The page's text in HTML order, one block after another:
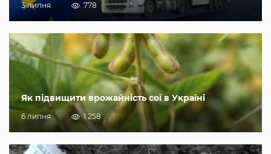
3 липня 778
Як підвищити врожайність сої в Україні
6 липня 1 258